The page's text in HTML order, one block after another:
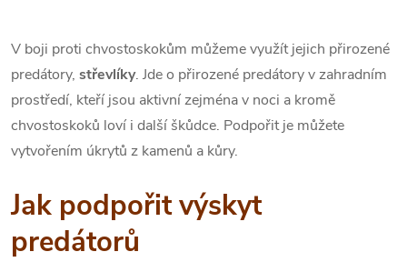
V boji proti chvostoskokům můžeme využít jejich přirozené
predátory, střevlíky. Jde o přirozené predátory v zahradním
prostředí, kteří jsou aktivní zejména v noci a kromě
chvostoskoků loví i další škůdce. Podpořit je můžete
vytvořením úkrytů z kamenů a kůry.
Jak podpořit výskyt
predátorů